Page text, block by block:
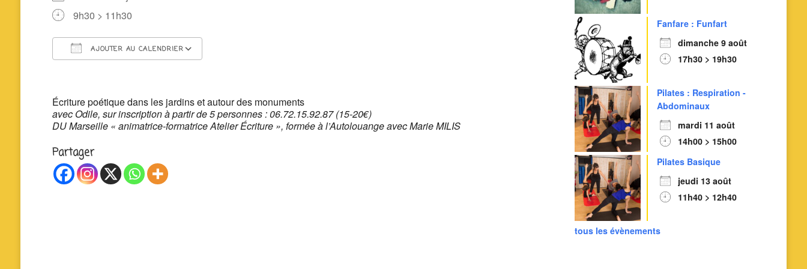
9h30 > 11h30
AJOUTER AU CALENDRIER
Écriture poétique dans les jardins et autour des monuments
avec Odile, sur inscription à partir de 5 personnes : 06.72.15.92.87 (15-20€)
DU Marseille « animatrice-formatrice Atelier Écriture », formée à l’Autolouange avec Marie MILIS
Partager
Fanfare : Funfart
dimanche 9 août
17h30 > 19h30
Pilates : Respiration -
Abdominaux
mardi 11 août
14h00 > 15h00
Pilates Basique
jeudi 13 août
11h40 > 12h40
tous les évènements